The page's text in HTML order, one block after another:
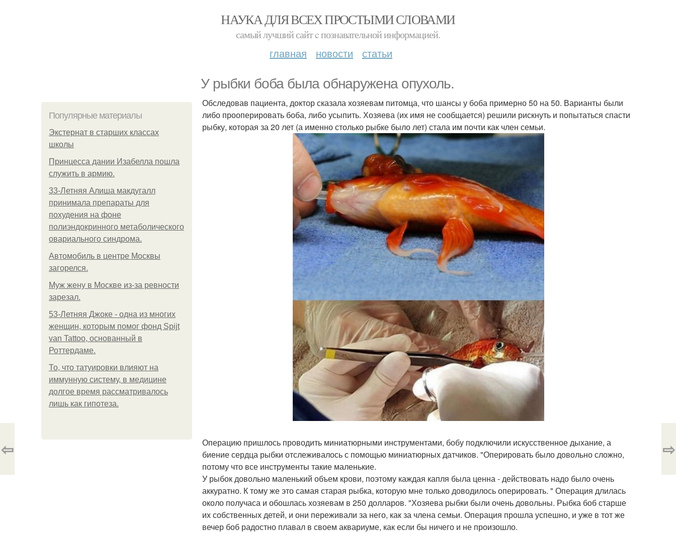
НАУКА ДЛЯ ВСЕХ ПРОСТЫМИ СЛОВАМИ
самый лучший сайт c познавательной информацией.
главная новости статьи
У рыбки боба была обнаружена опухоль.
Популярные материалы
Экстернат в старших классах
школы
Принцесса дании Изабелла пошла
служить в армию.
33-Летняя Алиша макдугалл
принимала препараты для
похудения на фоне
полиэндокринного метаболического
овариального синдрома.
Автомобиль в центре Москвы
загорелся.
Mуж жену в Москве из-за ревности
зарезал.
53-Летняя Джоке - одна из многих
женщин, которым помог фонд Spijt
van Tattoo, основанный в
Роттердаме.
То, что татуировки влияют на
иммунную систему, в медицине
долгое время рассматривалось
лишь как гипотеза.
Обследовав пациента, доктор сказала хозяевам питомца, что шансы у боба примерно 50 на 50. Варианты были
либо прооперировать боба, либо усыпить. Хозяева (их имя не сообщается) решили рискнуть и попытаться спасти
рыбку, которая за 20 лет (а именно столько рыбке было лет) стала им почти как член семьи.
Операцию пришлось проводить миниатюрными инструментами, бобу подключили искусственное дыхание, а
биение сердца рыбки отслеживалось с помощью миниатюрных датчиков. "Оперировать было довольно сложно,
потому что все инструменты такие маленькие.
У рыбок довольно маленький объем крови, поэтому каждая капля была ценна - действовать надо было очень
аккуратно. К тому же это самая старая рыбка, которую мне только доводилось оперировать. " Операция длилась
около получаса и обошлась хозяевам в 250 долларов. "Хозяева рыбки были очень довольны. Рыбка боб старше
их собственных детей, и они переживали за него, как за члена семьи. Операция прошла успешно, и уже в тот же
вечер боб радостно плавал в своем аквариуме, как если бы ничего и не произошло.
⇦ ⇨